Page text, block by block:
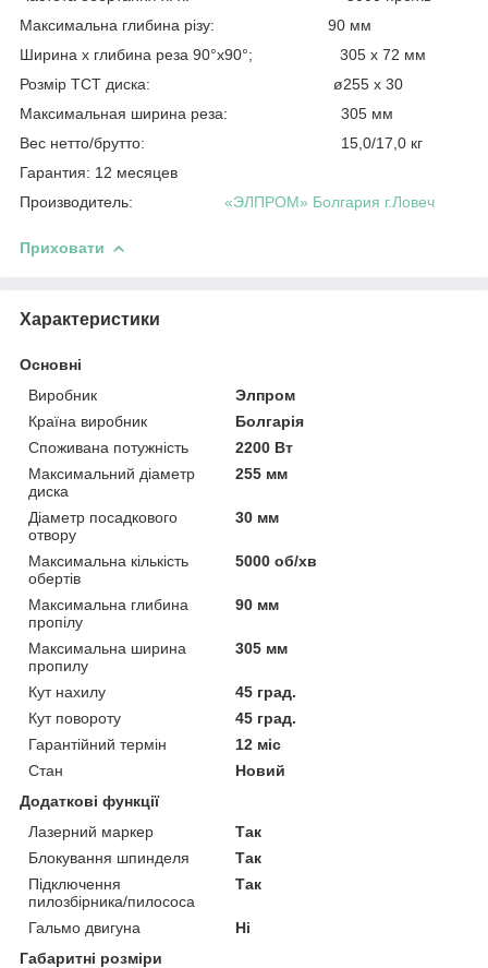
Максимальна глибина різу:
90 мм
Ширина x глибина реза 90°х90°;
305 х 72 мм
Розмір TCT диска:
ø255 x 30
Максимальная ширина реза:
305 мм
Вес нетто/брутто:
15,0/17,0 кг
Гарантия: 12 месяцев
Производитель:
«ЭЛПРОМ» Болгария г.Ловеч
Приховати
Характеристики
Основні
Виробник
Элпром
Країна виробник
Болгарія
Споживана потужність
2200 Вт
Максимальний діаметр
диска
255 мм
Діаметр посадкового
отвору
30 мм
Максимальна кількість
обертів
5000 об/хв
Максимальна глибина
пропілу
90 мм
Максимальна ширина
пропилу
305 мм
Кут нахилу
45 град.
Кут повороту
45 град.
Гарантійний термін
12 міс
Стан
Новий
Додаткові функції
Лазерний маркер
Так
Блокування шпинделя
Так
Підключення
пилозбірника/пилососа
Так
Гальмо двигуна
Ні
Габаритні розміри